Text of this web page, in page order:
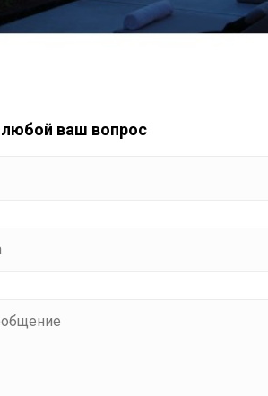
ваш вопрос